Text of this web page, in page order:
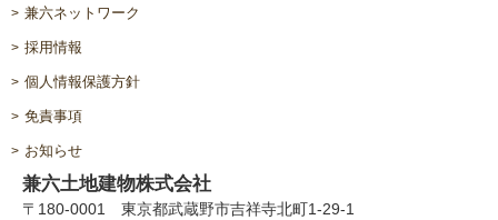
兼六ネットワーク
採用情報
個人情報保護方針
免責事項
お知らせ
兼六土地建物株式会社
〒180-0001 東京都武蔵野市吉祥寺北町1-29-1